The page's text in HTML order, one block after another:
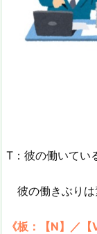
T：彼の働いてい
彼の働きぶりは
《板：【N】／【